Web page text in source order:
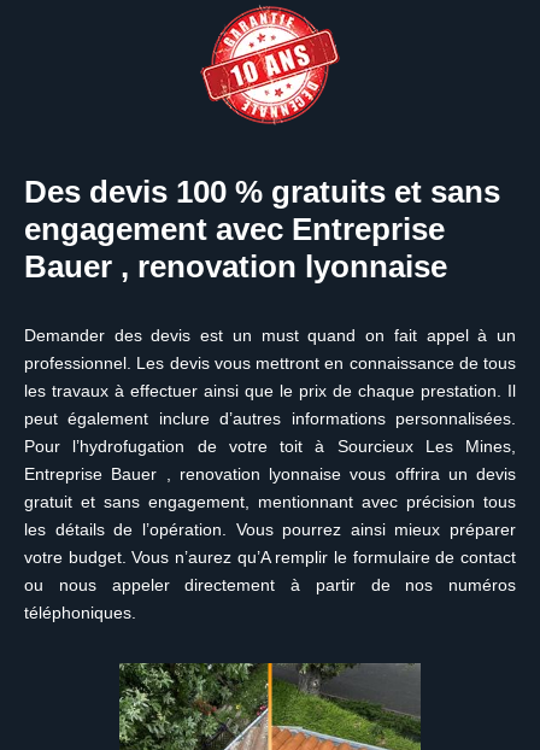
Des devis 100 % gratuits et sans
engagement avec Entreprise
Bauer , renovation lyonnaise
Demander des devis est un must quand on fait appel à un
professionnel. Les devis vous mettront en connaissance de tous
les travaux à effectuer ainsi que le prix de chaque prestation. Il
peut également inclure d’autres informations personnalisées.
Pour l’hydrofugation de votre toit à Sourcieux Les Mines,
Entreprise Bauer , renovation lyonnaise vous offrira un devis
gratuit et sans engagement, mentionnant avec précision tous
les détails de l’opération. Vous pourrez ainsi mieux préparer
votre budget. Vous n’aurez qu’A remplir le formulaire de contact
ou nous appeler directement à partir de nos numéros
téléphoniques.